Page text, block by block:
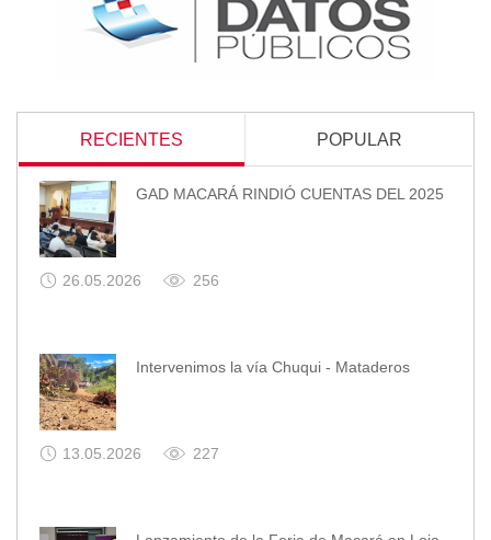
RECIENTES POPULAR
GAD MACARÁ RINDIÓ CUENTAS DEL 2025
26.05.2026 256
Intervenimos la vía Chuqui - Mataderos
13.05.2026 227